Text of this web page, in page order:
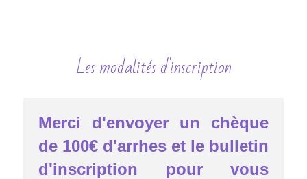
Les modalités d'inscription
Merci d'envoyer un chèque
de 100€ d'arrhes et le bulletin
d'inscription pour vous